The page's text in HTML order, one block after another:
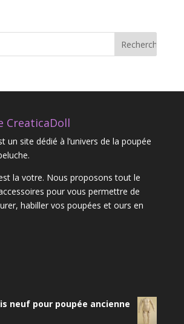
CreaticaDoll
un site dédié à l’univers de la poupée
la votre. Nous proposons tout le
pour vous permettre de
habiller vos poupées et ours en
neuf pour poupée ancienne